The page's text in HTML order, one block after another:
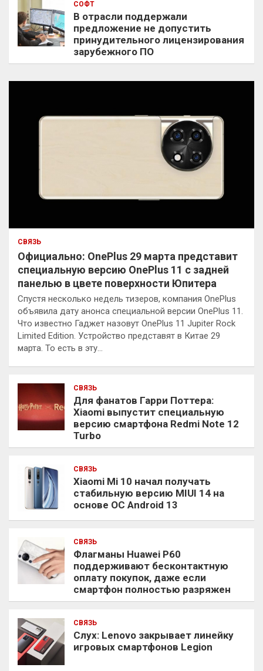
СОФТ
В отрасли поддержали
предложение не допустить
принудительного лицензирования
зарубежного ПО
СВЯЗЬ
Официально: OnePlus 29 марта представит
специальную версию OnePlus 11 с задней
панелью в цвете поверхности Юпитера
Спустя несколько недель тизеров, компания OnePlus
объявила дату анонса специальной версии OnePlus 11.
Что известно Гаджет назовут OnePlus 11 Jupiter Rock
Limited Edition. Устройство представят в Китае 29
марта. То есть в эту…
СВЯЗЬ
Для фанатов Гарри Поттера:
Xiaomi выпустит специальную
версию смартфона Redmi Note 12
Turbo
СВЯЗЬ
Xiaomi Mi 10 начал получать
стабильную версию MIUI 14 на
основе ОС Android 13
СВЯЗЬ
Флагманы Huawei P60
поддерживают бесконтактную
оплату покупок, даже если
смартфон полностью разряжен
СВЯЗЬ
Слух: Lenovo закрывает линейку
игровых смартфонов Legion